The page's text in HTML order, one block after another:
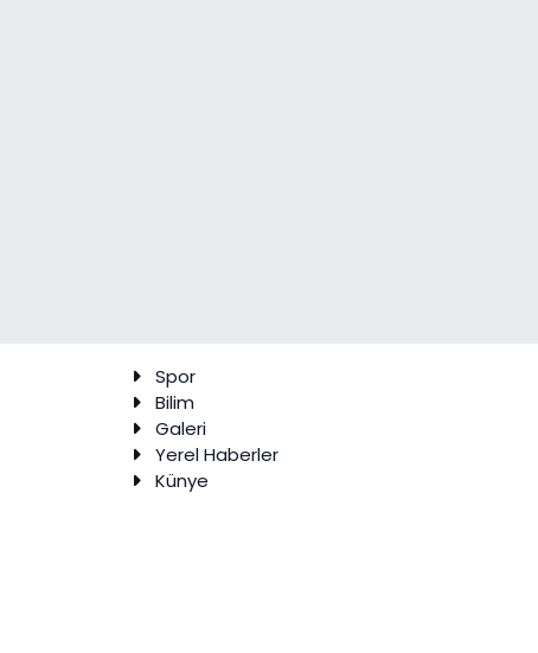
Spor
Bilim
Galeri
Yerel Haberler
Künye